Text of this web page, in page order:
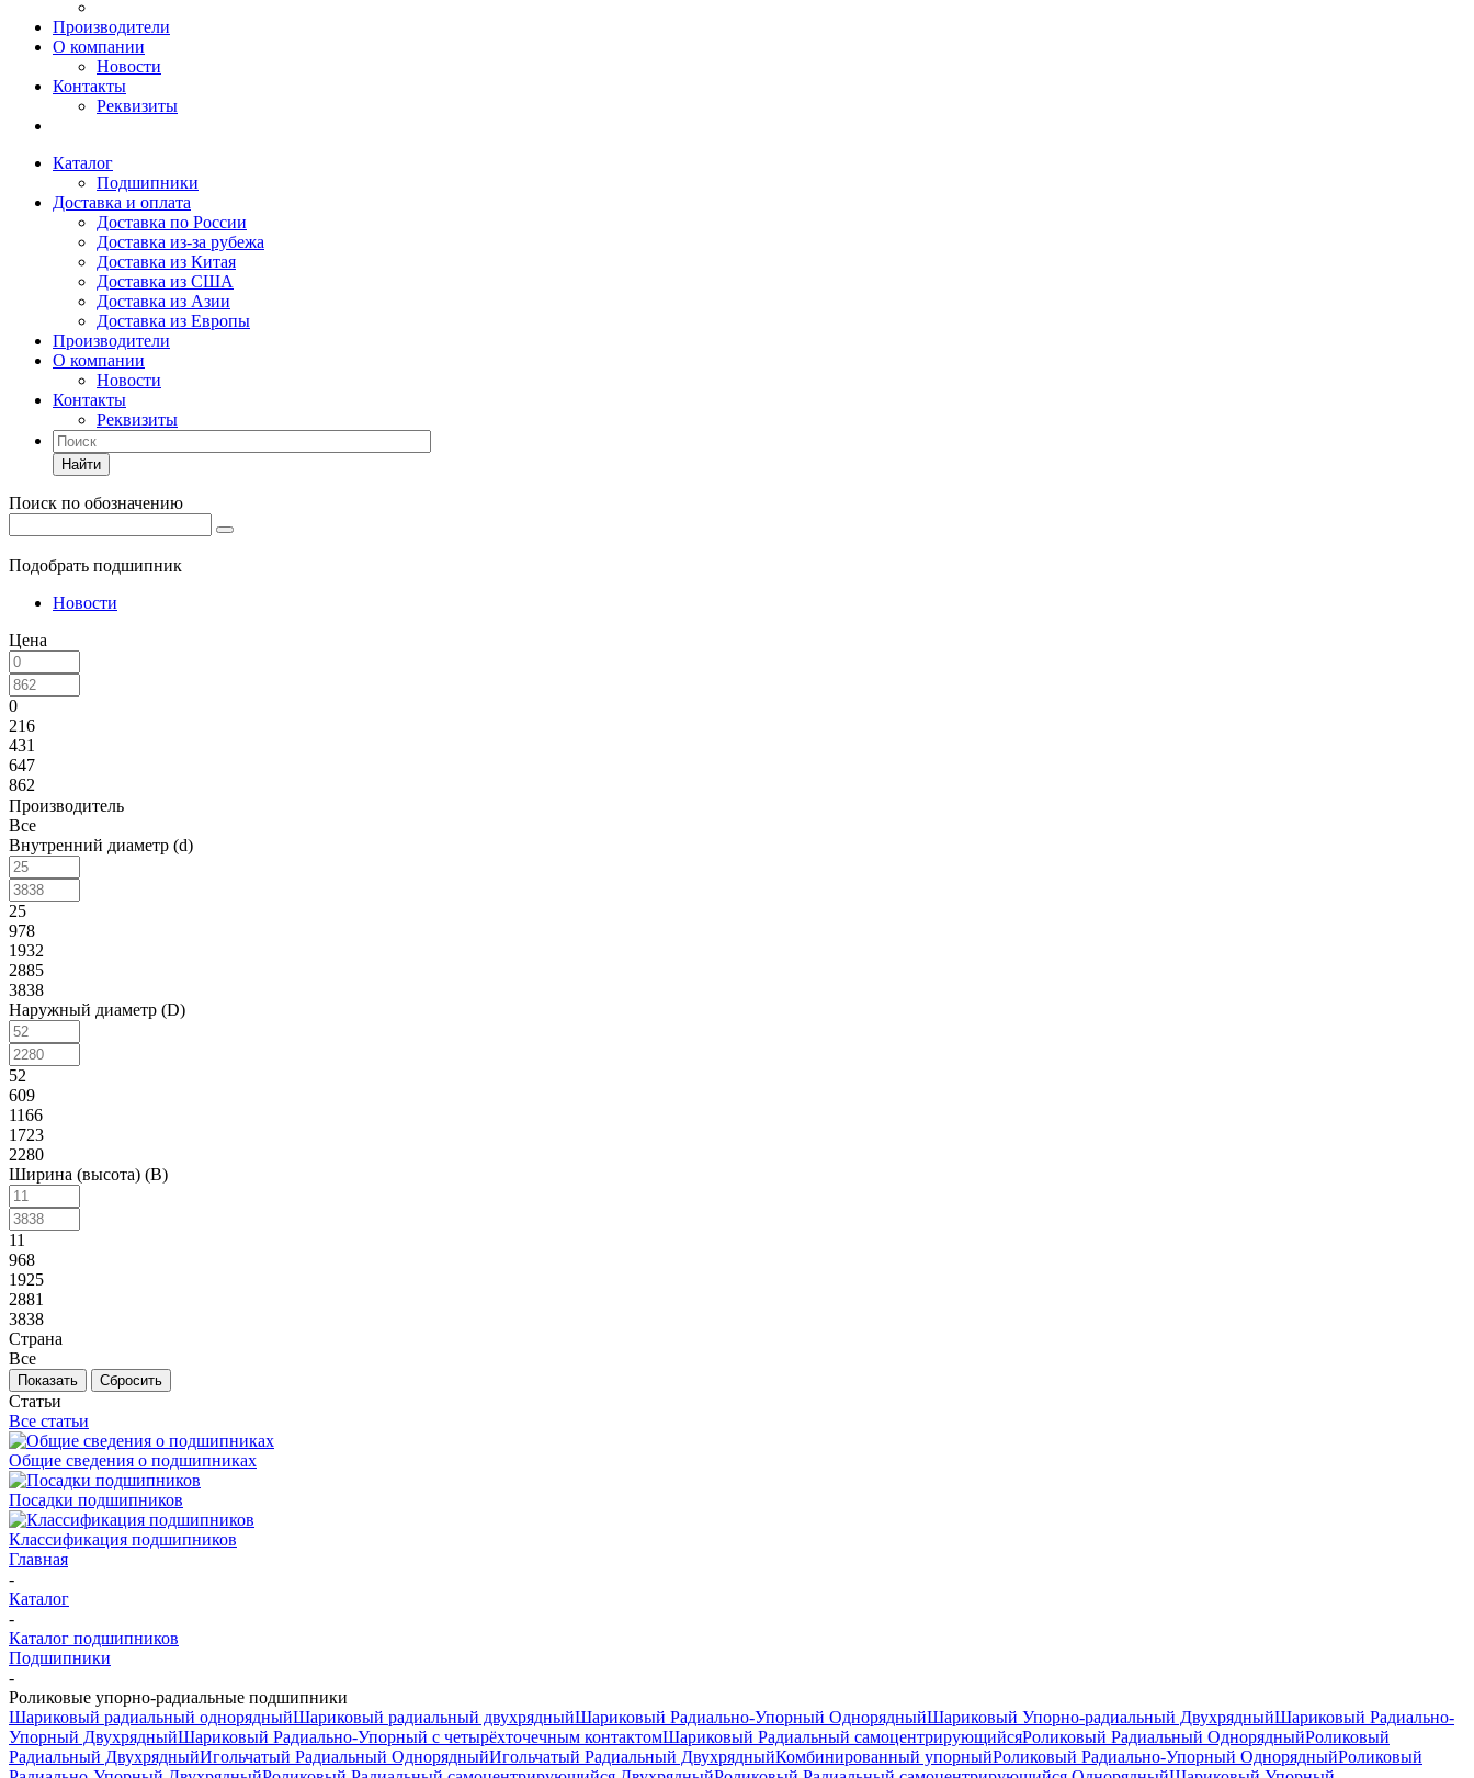
Производители
О компании
Новости
Контакты
Реквизиты
Каталог
Подшипники
Доставка и оплата
Доставка по России
Доставка из-за рубежа
Доставка из Китая
Доставка из США
Доставка из Азии
Доставка из Европы
Производители
О компании
Новости
Контакты
Реквизиты
Найти
Поиск по обозначению
Подобрать подшипник
Новости
Цена
0
216
431
647
862
Производитель
Все
Внутренний диаметр (d)
25
978
1932
2885
3838
Наружный диаметр (D)
52
609
1166
1723
2280
Ширина (высота) (B)
11
968
1925
2881
3838
Страна
Все
Сбросить
Статьи
Все статьи
Общие сведения о подшипниках
Посадки подшипников
Классификация подшипников
Главная
-
Каталог
-
Каталог подшипников
Подшипники
-
Роликовые упорно-радиальные подшипники
Шариковый радиальный однорядныйШариковый радиальный двухрядныйШариковый Радиально-Упорный ОднорядныйШариковый Упорно-радиальный ДвухрядныйШариковый Радиально-
Упорный ДвухрядныйШариковый Радиально-Упорный с четырёхточечным контактомШариковый Радиальный самоцентрирующийсяРоликовый Радиальный ОднорядныйРоликовый
Радиальный ДвухрядныйИгольчатый Радиальный ОднорядныйИгольчатый Радиальный ДвухрядныйКомбинированный упорныйРоликовый Радиально-Упорный ОднорядныйРоликовый